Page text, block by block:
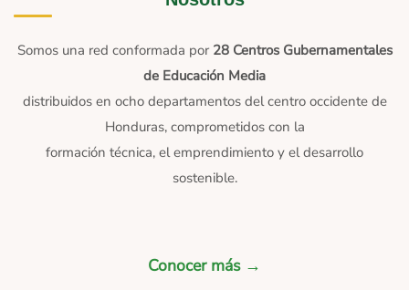
Somos una red conformada por 28 Centros Gubernamentales
de Educación Media
distribuidos en ocho departamentos del centro occidente de
Honduras, comprometidos con la
formación técnica, el emprendimiento y el desarrollo
sostenible.
Conocer más →